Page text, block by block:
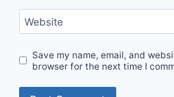
Website
Save my name, email, and
browser for the next time I